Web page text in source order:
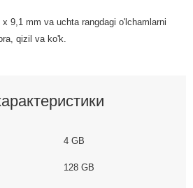
9,1 mm va uchta rangdagi o'lchamlarni
qizil va ko'k.
4 GB
128 GB